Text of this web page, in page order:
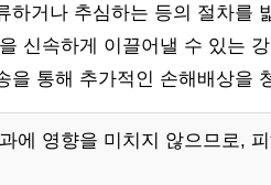
하거나 추심하는 등의 절차를
신속하게 이끌어낼 수 있는
을 통해 추가적인 손해배상을
에 영향을 미치지 않으므로,